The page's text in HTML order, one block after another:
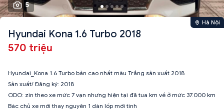
5
Hà Nội
Hyundai Kona 1.6 Turbo 2018
570 triệu
Hyundai_Kona 1.6 Turbo bản cao nhất màu Trắng sản xuất 2018
Sản xuất/ Đăng ký: 2018
ODO: zin theo xe mức 7 vạn nhưng hiện tại đã tua km về ở mức 37.000 km
Bác chủ xe mới thay nguyên 1 dàn lốp mới tinh